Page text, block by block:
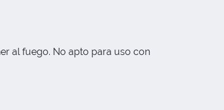
al fuego. No apto para uso con